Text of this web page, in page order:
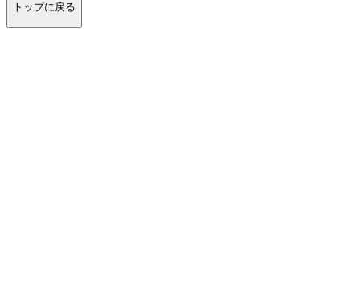
トップに戻る